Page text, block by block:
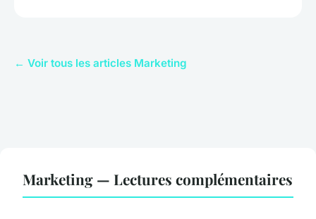
← Voir tous les articles Marketing
Marketing — Lectures complémentaires